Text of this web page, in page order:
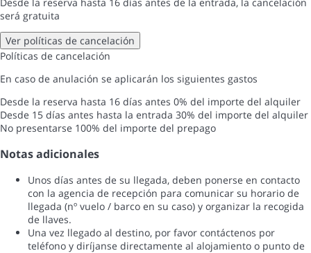
Desde la reserva hasta 16 días antes de la entrada, la cancelación
será gratuita
Ver políticas de cancelación
Políticas de cancelación
En caso de anulación se aplicarán los siguientes gastos
Desde la reserva hasta 16 días antes 0% del importe del alquiler
Desde 15 días antes hasta la entrada 30% del importe del alquiler
No presentarse 100% del importe del prepago
Notas adicionales
Unos días antes de su llegada, deben ponerse en contacto
con la agencia de recepción para comunicar su horario de
llegada (nº vuelo / barco en su caso) y organizar la recogida
de llaves.
Una vez llegado al destino, por favor contáctenos por
teléfono y diríjanse directamente al alojamiento o punto de